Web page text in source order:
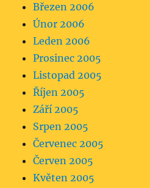
Březen 2006
Únor 2006
Leden 2006
Prosinec 2005
Listopad 2005
Říjen 2005
Září 2005
Srpen 2005
Červenec 2005
Červen 2005
Květen 2005